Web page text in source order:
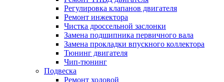
Регулировка клапанов двигателя
Ремонт инжектора
Чистка дроссельной заслонки
Замена подшипника первичного вала
Замена прокладки впускного коллектора
Тюнинг двигателя
Чип-тюнинг
Подвеска
Ремонт ходовой